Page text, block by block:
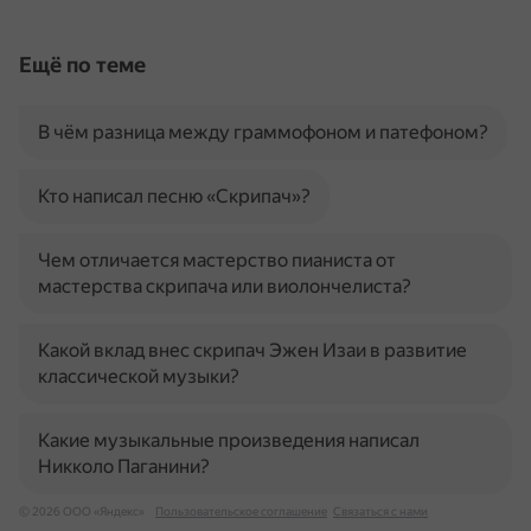
Ещё по теме
В чём разница между граммофоном и патефоном?
Кто написал песню «Скрипач»?
Чем отличается мастерство пианиста от
мастерства скрипача или виолончелиста?
Какой вклад внес скрипач Эжен Изаи в развитие
классической музыки?
Какие музыкальные произведения написал
Никколо Паганини?
© 2026 ООО «Яндекс» Пользовательское соглашение Связаться с нами